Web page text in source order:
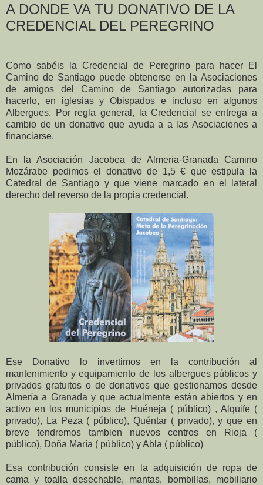
A DONDE VA TU DONATIVO DE LA
CREDENCIAL DEL PEREGRINO
Como sabéis la Credencial de Peregrino para hacer El
Camino de Santiago puede obtenerse en la Asociaciones
de amigos del Camino de Santiago autorizadas para
hacerlo, en iglesias y Obispados e incluso en algunos
Albergues. Por regla general, la Credencial se entrega a
cambio de un donativo que ayuda a a las Asociaciones a
financiarse.
En la Asociación Jacobea de Almeria-Granada Camino
Mozárabe pedimos el donativo de 1,5 € que estipula la
Catedral de Santiago y que viene marcado en el lateral
derecho del reverso de la propia credencial.
Ese Donativo lo invertimos en la contribución al
mantenimiento y equipamiento de los albergues públicos y
privados gratuitos o de donativos que gestionamos desde
Almería a Granada y que actualmente están abiertos y en
activo en los municipios de Huéneja ( público) , Alquife (
privado), La Peza ( público), Quéntar ( privado), y que en
breve tendremos tambien nuevos centros en Rioja (
público), Doña María ( público) y Abla ( público)
Esa contribución consiste en la adquisición de ropa de
cama y toalla desechable, mantas, bombillas, mobiliario